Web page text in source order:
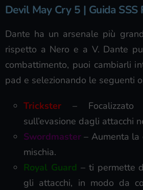
Devil May Cry 5 | Guida SSS
Dante ha un arsenale più
rispetto a Nero e a V. Dante
combattimento, puoi cambiarli
pad e selezionando le seguenti
Trickster –
sull’evasione dagli attacchi
Swordmaster – Aumenta la
mischia.
Royal Guard – ti permette
gli attacchi, in modo da